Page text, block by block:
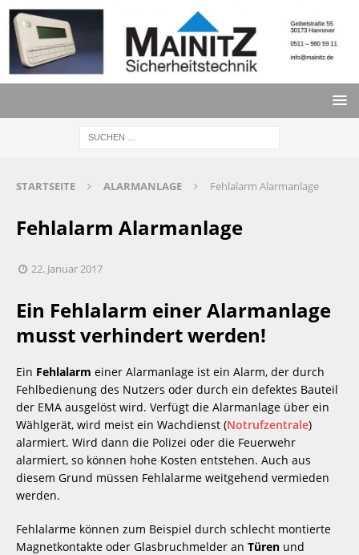
STARTSEITE ALARMANLAGE Fehlalarm Alarmanlage
Fehlalarm Alarmanlage
22. Januar 2017
Ein Fehlalarm einer Alarmanlage
musst verhindert werden!
Ein Fehlalarm einer Alarmanlage ist ein Alarm, der durch
Fehlbedienung des Nutzers oder durch ein defektes Bauteil
der EMA ausgelöst wird. Verfügt die Alarmanlage über ein
Wählgerät, wird meist ein Wachdienst (Notrufzentrale)
alarmiert. Wird dann die Polizei oder die Feuerwehr
alarmiert, so können hohe Kosten entstehen. Auch aus
diesem Grund müssen Fehlalarme weitgehend vermieden
werden.
Fehlalarme können zum Beispiel durch schlecht montierte
Magnetkontakte oder Glasbruchmelder an Türen